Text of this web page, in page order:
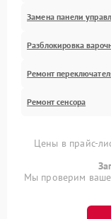
Замена панели
Разблокировка
Ремонт
Ремонт сенсора
Цены в прайс-
Мы проверим ваше